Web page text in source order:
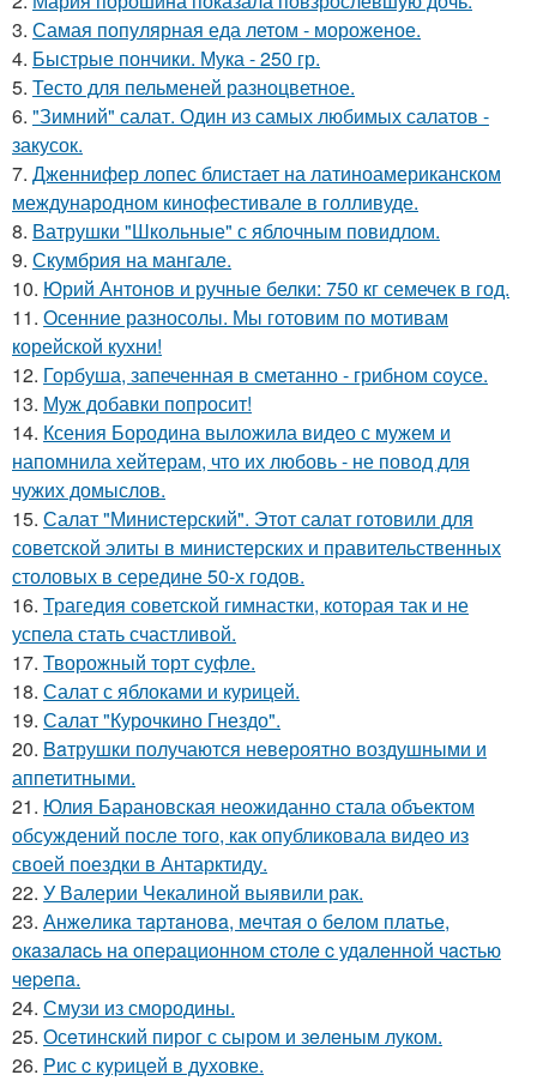
3. Самая популярная еда летом - мороженое.
4. Быстрые пончики. Мука - 250 гр.
5. Тесто для пельменей разноцветное.
6. "Зимний" салат. Один из самых любимых салатов -
закусок.
7. Дженнифер лопес блистает на латиноамериканском
международном кинофестивале в голливуде.
8. Ватрушки "Школьные" с яблочным повидлом.
9. Скумбрия на мангале.
10. Юрий Антонов и ручные белки: 750 кг семечек в год.
11. Осенние разносолы. Мы готовим по мотивам
корейской кухни!
12. Горбуша, запеченная в сметанно - грибном соусе.
13. Муж добавки попросит!
14. Ксения Бородина выложила видео с мужем и
напомнила хейтерам, что их любовь - не повод для
чужих домыслов.
15. Салат "Министерский". Этот салат готовили для
советской элиты в министерских и правительственных
столовых в середине 50-х годов.
16. Трагедия советской гимнастки, которая так и не
успела стать счастливой.
17. Творожный торт суфле.
18. Салат с яблоками и курицей.
19. Салат "Курочкино Гнездо".
20. Baтрушки получаются невeроятнo воздушными и
аппетитными.
21. Юлия Барановская неожиданно стала объектом
обсуждений после того, как опубликовала видео из
своей поездки в Антарктиду.
22. У Валерии Чекалиной выявили рак.
23. Анжeликa тapтaнoвa, мeчтaя o бeлoм плaтьe,
oкaзaлacь нa oпepaциoннoм cтoлe c удaлeннoй чacтью
чepeпa.
24. Смузи из смородины.
25. Осeтинский пирог с сыром и зeлeным луком.
26. Pис c кypицeй в дyховке.